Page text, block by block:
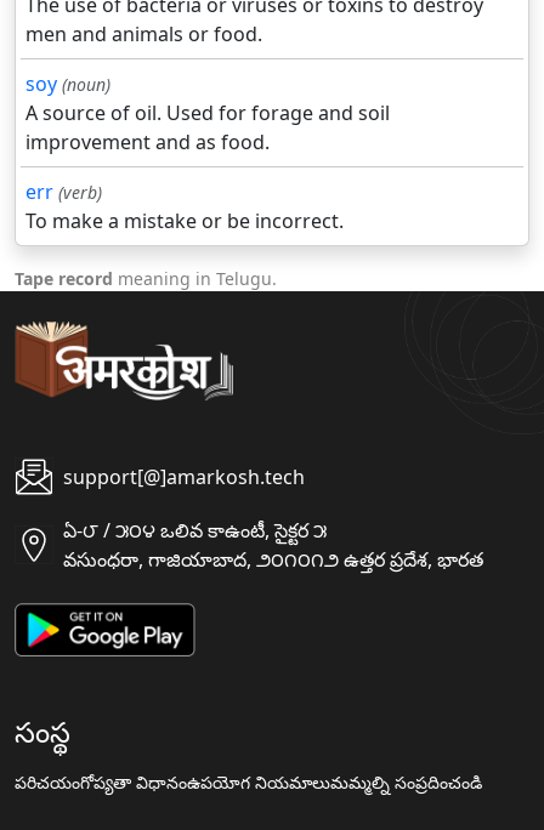
men and animals or food.
soy (noun)
A source of oil. Used for forage and soil
improvement and as food.
err (verb)
To make a mistake or be incorrect.
Tape record meaning in Telugu.
support[@]amarkosh.tech
ఏ-౮ / ౫౦౪ ఒలివ కాఉంటీ, సైక్టర ౫
వసుంధరా, గాజియాబాద, ౨౦౧౦౧౨ ఉత్తర ప్రదేశ, భారత
సంస్థ
పరిచయంగోప్యతా విధానంఉపయోగ నియమాలుమమ్మల్ని సంప్రదించండి